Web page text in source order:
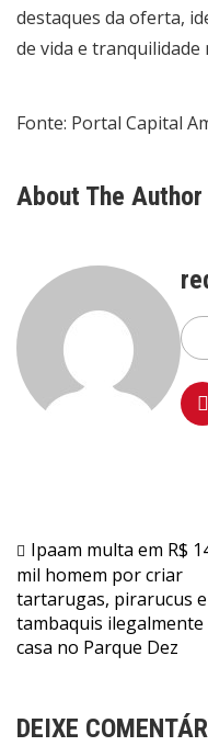
destaques da oferta,
de vida e tranquilidade
Fonte: Portal Capital
About The Author
Navegação
de
Post
Ipaam multa em R$
mil homem por criar
tartarugas, pirarucus e
tambaquis ilegalmente
casa no Parque Dez
DEIXE